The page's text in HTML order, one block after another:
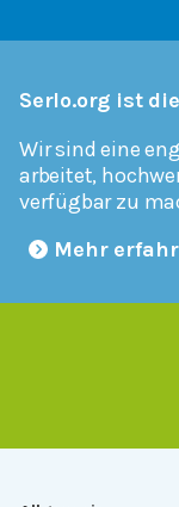
Serlo.org ist
Wir sind eine
arbeitet,
verfügbar zu
Mehr